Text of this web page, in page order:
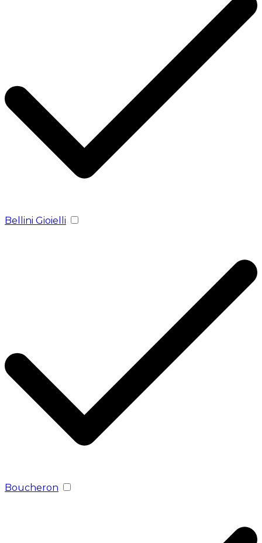
Bellini Gioielli
Boucheron